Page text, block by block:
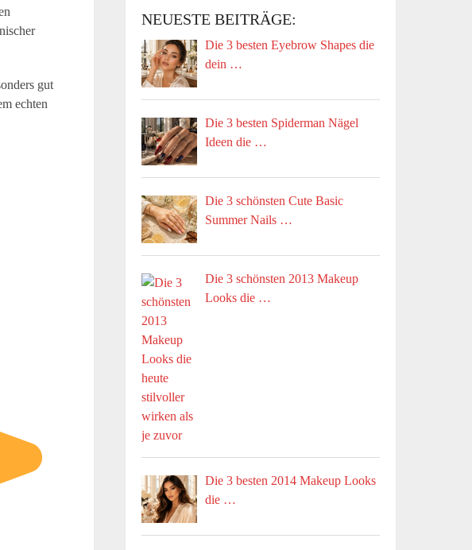
gut
echten
NEUESTE BEITRÄGE:
Die 3 besten Eyebrow Shapes die
dein …
Die 3 besten Spiderman Nägel
Ideen die …
Die 3 schönsten Cute Basic
Summer Nails …
Die 3 schönsten 2013 Makeup
Looks die …
Die 3 besten 2014 Makeup Looks
die …